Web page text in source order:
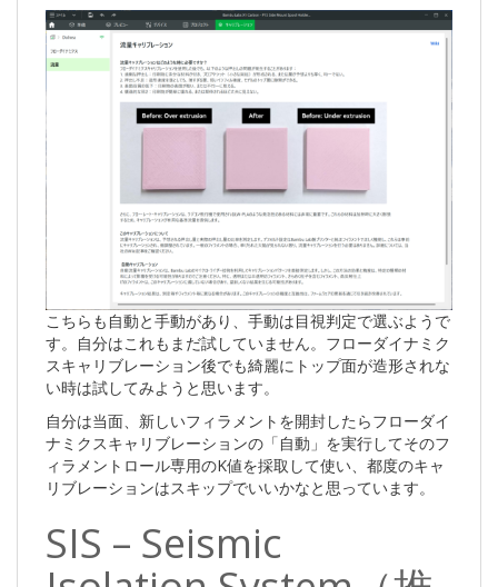
こちらも自動と手動があり、手動は目視判定で選ぶようで
す。自分はこれもまだ試していません。フローダイナミク
スキャリブレーション後でも綺麗にトップ面が造形されな
い時は試してみようと思います。
自分は当面、新しいフィラメントを開封したらフローダイ
ナミクスキャリブレーションの「自動」を実行してそのフ
ィラメントロール専用のK値を採取して使い、都度のキャ
リブレーションはスキップでいいかなと思っています。
SIS – Seismic